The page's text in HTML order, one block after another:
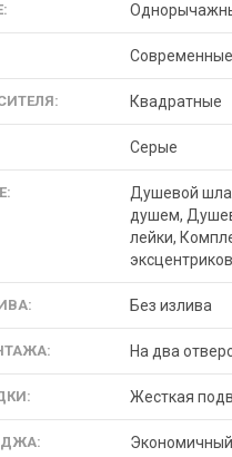
Современные
Квадратные
Серые
Душевой
душем,
лейки,
эксцентриков
Без излива
На два
Жесткая
Экономичный